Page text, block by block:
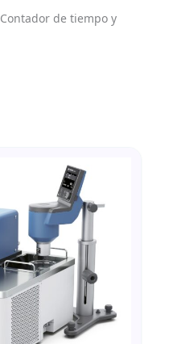
Contador de tiempo y